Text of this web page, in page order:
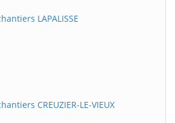
LAPALISSE
CREUZIER-LE-VIEUX